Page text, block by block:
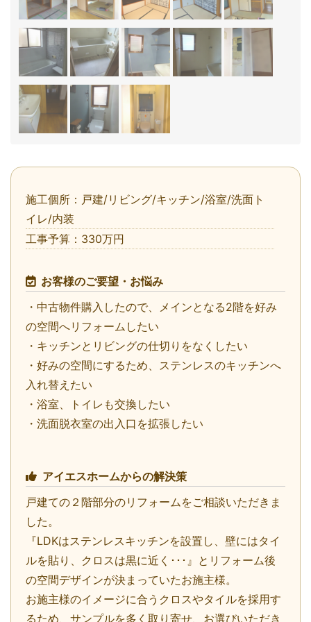
施工個所：戸建/リビング/キッチン/浴室/洗面ト
イレ/内装
工事予算：330万円
お客様のご要望・お悩み
・中古物件購入したので、メインとなる2階を好み
の空間へリフォームしたい
・キッチンとリビングの仕切りをなくしたい
・好みの空間にするため、ステンレスのキッチンへ
入れ替えたい
・浴室、トイレも交換したい
・洗面脱衣室の出入口を拡張したい
アイエスホームからの解決策
戸建ての２階部分のリフォームをご相談いただきま
した。
『LDKはステンレスキッチンを設置し、壁にはタイ
ルを貼り、クロスは黒に近く･･･』とリフォーム後
の空間デザインが決まっていたお施主様。
お施主様のイメージに合うクロスやタイルを採用す
るため、サンプルを多く取り寄せ、お選びいただき